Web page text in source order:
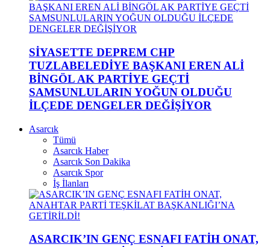
SİYASETTE DEPREM CHP
TUZLABELEDİYE BAŞKANI EREN ALİ
BİNGÖL AK PARTİYE GEÇTİ
SAMSUNLULARIN YOĞUN OLDUĞU
İLÇEDE DENGELER DEĞİŞİYOR
Asarcık
Tümü
Asarcık Haber
Asarcık Son Dakika
Asarcık Spor
İş İlanları
ASARCIK’IN GENÇ ESNAFI FATİH ONAT,